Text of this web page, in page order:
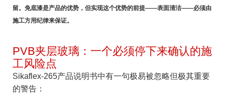
留。免底漆是产品的优势，但实现这个优势的前提——表面清洁——必须由
施工方用纪律来保证。
PVB夹层玻璃：一个必须停下来确认的施
工风险点
Sikaflex-265产品说明书中有一句极易被忽略但极其重要
的警告：